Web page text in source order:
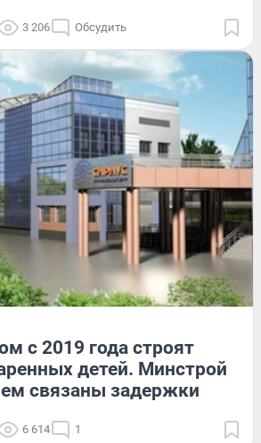
3 206 Обсудить
с 2019 года строят
детей. Минстрой
связаны задержки
6 614 1